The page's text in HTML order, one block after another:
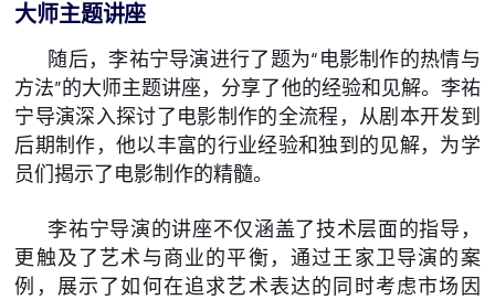
大师主题讲座
随后，李祐宁导演进行了题为“电影制作的热情与
方法”的大师主题讲座，分享了他的经验和见解。李祐
宁导演深入探讨了电影制作的全流程，从剧本开发到
后期制作，他以丰富的行业经验和独到的见解，为学
员们揭示了电影制作的精髓。
李祐宁导演的讲座不仅涵盖了技术层面的指导，
更触及了艺术与商业的平衡，通过王家卫导演的案
例，展示了如何在追求艺术表达的同时考虑市场因